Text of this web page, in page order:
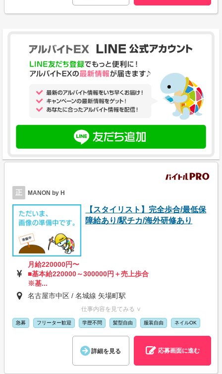
正 MANON by H
【スタイリスト】完全歩合/最低保
障給あり/駅チカ/海外研修あり
月給220000円〜
■基本給220000～300000円＋売上歩合
※基...
名古屋市中区 / 名城線 矢場町駅
仕事内容を見てみる ∨
急募 フリーター歓迎 学歴不問 髪型自由 服装自由 ネイルOK
詳細を見る 応募画面に進む